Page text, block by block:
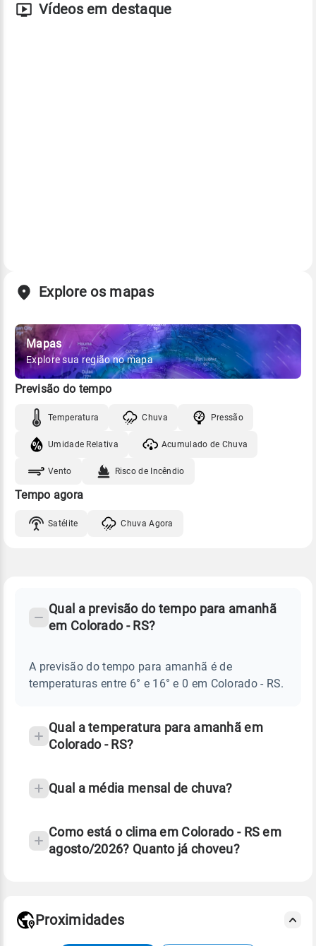
Vídeos em destaque
Explore os mapas
Mapas
Explore sua região no mapa
Previsão do tempo
Temperatura Chuva Pressão
Umidade Relativa Acumulado de Chuva
Vento Risco de Incêndio
Tempo agora
Satélite Chuva Agora
COLORADO
Perguntas
sobre
chuva
temperatura
Qual a previsão do tempo para amanhã
em Colorado - RS?
A previsão do tempo para amanhã é de
temperaturas entre 6° e 16° e 0 em Colorado - RS.
Qual a temperatura para amanhã em
Colorado - RS?
Qual a média mensal de chuva?
Como está o clima em Colorado - RS em
agosto/2026? Quanto já choveu?
Proximidades